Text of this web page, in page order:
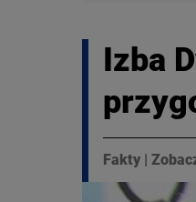
Izba
Fakty |